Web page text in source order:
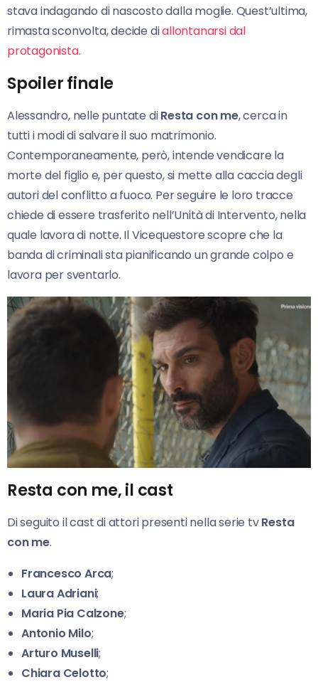
stava indagando di nascosto dalla moglie. Quest’ultima,
rimasta sconvolta, decide diallontanarsi dal
protagonista.
Spoiler finale
Alessandro, nelle puntate diResta con me, cerca in
tutti i modi di salvare il suo matrimonio.
Contemporaneamente, però, intende vendicare la
morte del figlio e, per questo, si mette alla caccia degli
autori del conflitto a fuoco. Per seguire le loro tracce
chiede di essere trasferito nell’Unità di Intervento, nella
quale lavora di notte. Il Vicequestore scopre che la
banda di criminali sta pianificando un grande colpo e
lavora per sventarlo.
Resta con me, il cast
Di seguito il cast di attori presenti nella serie tvResta
con me.
Francesco Arca;
Laura Adriani;
Maria Pia Calzone;
Antonio Milo;
Arturo Muselli;
Chiara Celotto;